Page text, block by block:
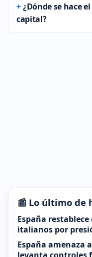
¿Dónde se hace
capital?
📰 Lo último de
España
italianos por
España amenaza